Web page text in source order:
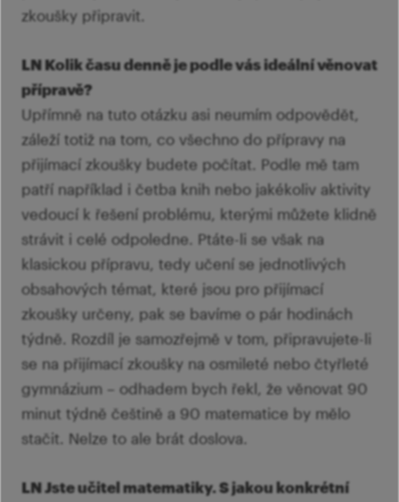
zkoušky připravit.
LN Kolik času denně je podle vás ideální věnovat
přípravě?
Upřímně na tuto otázku asi neumím odpovědět,
záleží totiž na tom, co všechno do přípravy na
přijímací zkoušky budete počítat. Podle mě tam
patří například i četba knih nebo jakékoliv aktivity
vedoucí k řešení problému, kterými můžete klidně
strávit i celé odpoledne. Ptáte-li se však na
klasickou přípravu, tedy učení se jednotlivých
obsahových témat, které jsou pro přijímací
zkoušky určeny, pak se bavíme o pár hodinách
týdně. Rozdíl je samozřejmě v tom, připravujete-li
se na přijímací zkoušky na osmileté nebo čtyřleté
gymnázium – odhadem bych řekl, že věnovat 90
minut týdně češtině a 90 matematice by mělo
stačit. Nelze to ale brát doslova.
LN Jste učitel matematiky. S jakou konkrétní